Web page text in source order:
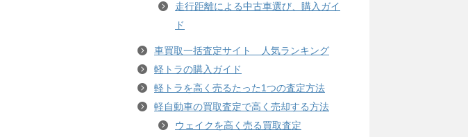
走行距離による中古車選び、購入ガイ
ド
車買取一括査定サイト 人気ランキング
軽トラの購入ガイド
軽トラを高く売るたった1つの査定方法
軽自動車の買取査定で高く売却する方法
ウェイクを高く売る買取査定